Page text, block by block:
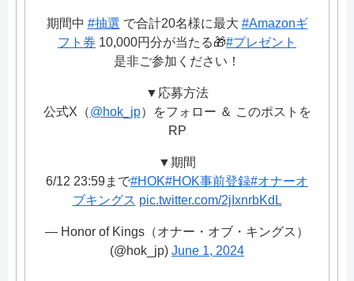
期間中 #抽選 で合計20名様に最大 #Amazonギ
フト券 10,000円分が当たる🎁#プレゼント
是非ご参加ください！
▼応募方法
公式X（@hok_jp）をフォロー ＆ このポストを
RP
▼期間
6/12 23:59まで#HOK#HOK事前登録#オナーオ
ブキングス pic.twitter.com/2jIxnrbKdL
— Honor of Kings（オナー・オブ・キングス）
(@hok_jp) June 1, 2024